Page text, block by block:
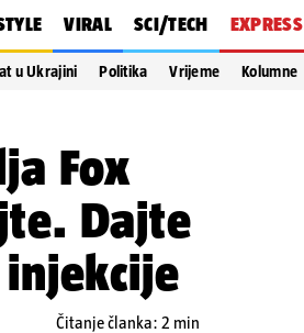
VIRAL SCI/TECH EXPRESS
u Ukrajini Politika Vrijeme Kolumne
Fox
Dajte
Čitanje članka: 2 min